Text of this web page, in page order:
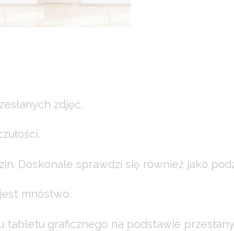
zdjęć.
Doskonale sprawdzi się również jako
mnóstwo.
graficznego na podstawie